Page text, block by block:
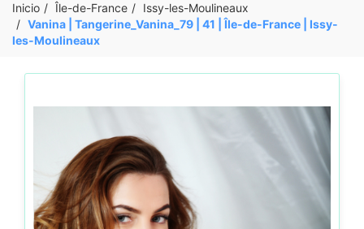
Inicio Île-de-France
Issy-les-Moulineaux
Vanina | Tangerine_Vanina_79 | 41 | Île-de-France | Issy-
les-Moulineaux